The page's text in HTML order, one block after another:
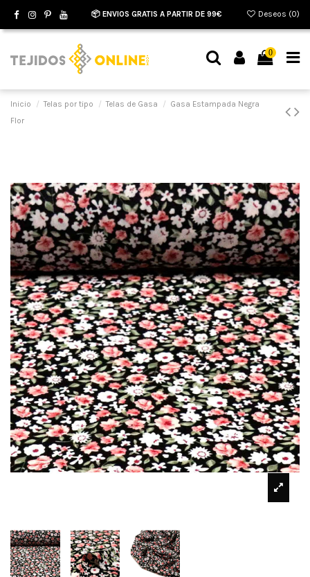
📦 ENVIOS GRATIS A PARTIR DE 99€ Deseos (0)
0
Inicio Telas por tipo Telas de Gasa
Gasa Estampada Negra
Flor